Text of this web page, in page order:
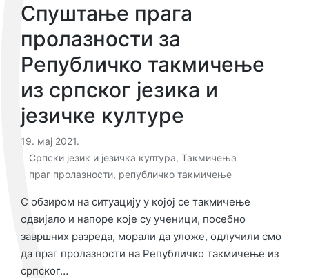
Спуштање прага
пролазности за
Републичко такмичење
из српског језика и
језичке културе
19. мај 2021.
Објављено
у
Српски језик и језичка култура, Такмичења
Ознаке:
праг пролазности, републичко такмичење
С обзиром на ситуацију у којој се такмичење
одвијало и напоре које су ученици, посебно
завршних разреда, морали да уложе, одлучили смо
да праг пролазности на Републичко такмичење из
српског…